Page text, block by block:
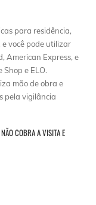
para residência,
você pode utilizar
American Express, e
e ELO.
mão de obra e
pela vigilância
COBRA A VISITA E